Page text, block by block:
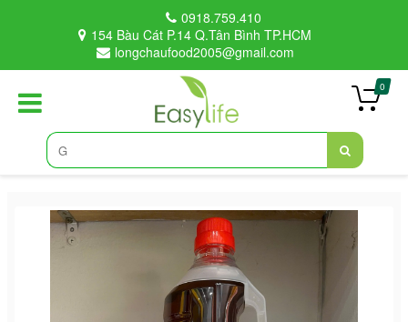
0918.759.410
154 Bàu Cát P.14 Q.Tân Bình TP.HCM
longchaufood2005@gmail.com
0